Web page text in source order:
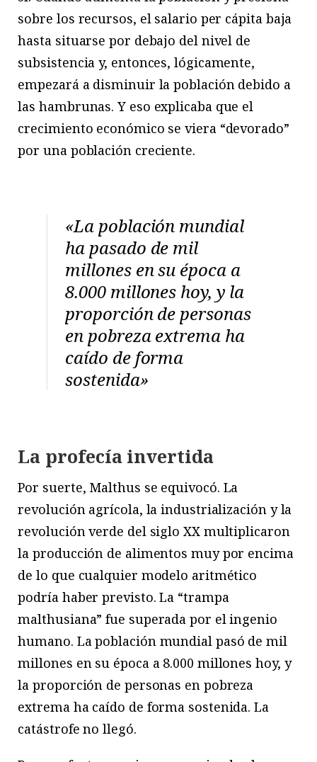
sobre los recursos, el salario per cápita baja
hasta situarse por debajo del nivel de
subsistencia y, entonces, lógicamente,
empezará a disminuir la población debido a
las hambrunas. Y eso explicaba que el
crecimiento económico se viera “devorado”
por una población creciente.
«La población mundial
ha pasado de mil
millones en su época a
8.000 millones hoy, y la
proporción de personas
en pobreza extrema ha
caído de forma
sostenida»
La profecía invertida
Por suerte, Malthus se equivocó. La
revolución agrícola, la industrialización y la
revolución verde del siglo XX multiplicaron
la producción de alimentos muy por encima
de lo que cualquier modelo aritmético
podría haber previsto. La “trampa
malthusiana” fue superada por el ingenio
humano. La población mundial pasó de mil
millones en su época a 8.000 millones hoy, y
la proporción de personas en pobreza
extrema ha caído de forma sostenida. La
catástrofe no llegó.